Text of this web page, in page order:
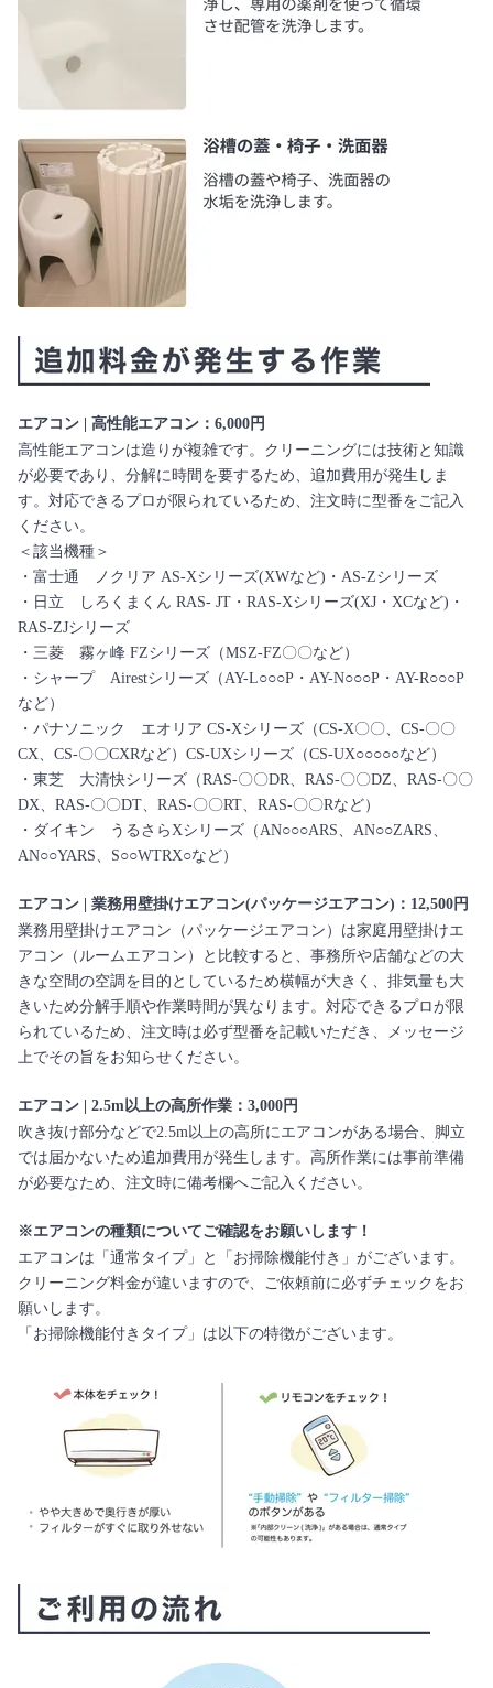
エアコン | 高性能エアコン：6,000円
高性能エアコンは造りが複雑です。クリーニングには技術と知識
が必要であり、分解に時間を要するため、追加費用が発生しま
す。対応できるプロが限られているため、注文時に型番をご記入
ください。
＜該当機種＞
・富士通 ノクリア AS-Xシリーズ(XWなど)・AS-Zシリーズ
・日立 しろくまくん RAS- JT・RAS-Xシリーズ(XJ・XCなど)・
RAS-ZJシリーズ
・三菱 霧ヶ峰 FZシリーズ（MSZ-FZ〇〇など）
・シャープ Airestシリーズ（AY-L○○○P・AY-N○○○P・AY-R○○○P
など）
・パナソニック エオリア CS-Xシリーズ（CS-X〇〇、CS-〇〇
CX、CS-〇〇CXRなど）CS-UXシリーズ（CS-UX○○○○○など）
・東芝 大清快シリーズ（RAS-〇〇DR、RAS-〇〇DZ、RAS-〇〇
DX、RAS-〇〇DT、RAS-〇〇RT、RAS-〇〇Rなど）
・ダイキン うるさらXシリーズ（AN○○○ARS、AN○○ZARS、
AN○○YARS、S○○WTRX○など）
エアコン | 業務用壁掛けエアコン(パッケージエアコン)：12,500円
業務用壁掛けエアコン（パッケージエアコン）は家庭用壁掛けエ
アコン（ルームエアコン）と比較すると、事務所や店舗などの大
きな空間の空調を目的としているため横幅が大きく、排気量も大
きいため分解手順や作業時間が異なります。対応できるプロが限
られているため、注文時は必ず型番を記載いただき、メッセージ
上でその旨をお知らせください。
エアコン | 2.5m以上の高所作業：3,000円
吹き抜け部分などで2.5m以上の高所にエアコンがある場合、脚立
では届かないため追加費用が発生します。高所作業には事前準備
が必要なため、注文時に備考欄へご記入ください。
※エアコンの種類についてご確認をお願いします！
エアコンは「通常タイプ」と「お掃除機能付き」がございます。
クリーニング料金が違いますので、ご依頼前に必ずチェックをお
願いします。
「お掃除機能付きタイプ」は以下の特徴がございます。